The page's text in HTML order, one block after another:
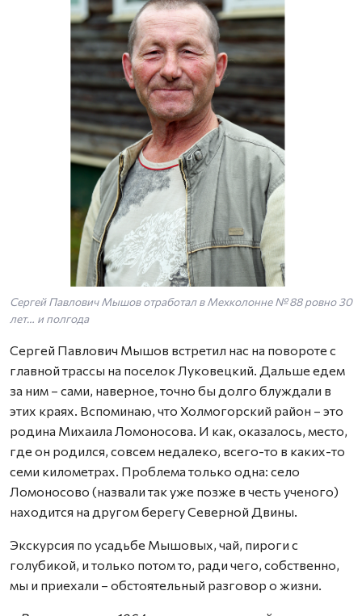
Сергей Павлович Мышов отработал в Мехколонне № 88 ровно 30
лет… и полгода
Сергей Павлович Мышов встретил нас на повороте с
главной трассы на поселок Луковецкий. Дальше едем
за ним – сами, наверное, точно бы долго блуждали в
этих краях. Вспоминаю, что Холмогорский район – это
родина Михаила Ломоносова. И как, оказалось, место,
где он родился, совсем недалеко, всего-то в каких-то
семи километрах. Проблема только одна: село
Ломоносово (назвали так уже позже в честь ученого)
находится на другом берегу Северной Двины.
Экскурсия по усадьбе Мышовых, чай, пироги с
голубикой, и только потом то, ради чего, собственно,
мы и приехали – обстоятельный разговор о жизни.